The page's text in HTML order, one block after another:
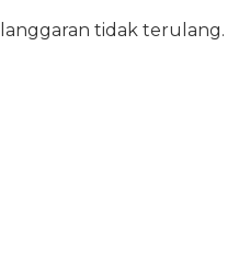
tidak terulang.